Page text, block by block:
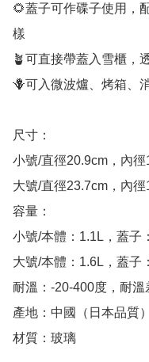
🌻蓋子可作碟子使用，
樣
🪴可直接帶蓋入雪櫃，
🪻可入微波爐、烤箱、
尺寸：
小號/直徑20.9cm，內
大號/直徑23.7cm，內
容量：
小號/本體：1.1L，蓋子
大號/本體：1.6L，蓋子
耐溫：-20-400度，耐溫
產地：中國（日本品質）
材質：玻璃